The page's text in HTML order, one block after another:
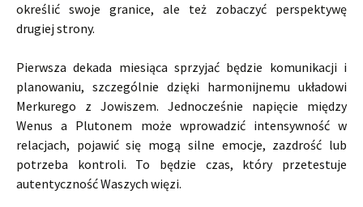
określić swoje granice, ale też zobaczyć perspektywę
drugiej strony.
Pierwsza dekada miesiąca sprzyjać będzie komunikacji i
planowaniu, szczególnie dzięki harmonijnemu układowi
Merkurego z Jowiszem. Jednocześnie napięcie między
Wenus a Plutonem może wprowadzić intensywność w
relacjach, pojawić się mogą silne emocje, zazdrość lub
potrzeba kontroli. To będzie czas, który przetestuje
autentyczność Waszych więzi.